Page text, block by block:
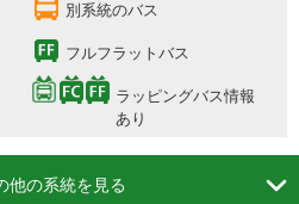
別系統のバス
フルフラットバス
ラッピングバス情報
あり
他の系統を見る 